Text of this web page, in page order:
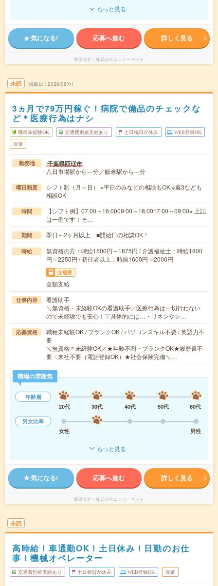
もっと見る
気になる! 応募へ進む 詳しく見る
派遣会社 株式会社ニッソーネット
未読 掲載日 2026/08/01
3ヵ月で79万円稼ぐ！病院で備品のチェックな
ど＊医療行為はナシ
職種未経験OK 交通費別途支給あり 土日祝日が休み WEB登録OK
派遣
勤務地 千葉県匝瑳市
八日市場駅から---分／飯倉駅から---分
曜日頻度
シフト制（月～日） ※平日のみなどの相談もOK ※週3なども
相談OK
時間
【シフト例】07:00～16:0009:00～18:0017:00～09:00※ 上記
は一例です！そ…
期間 即日～2ヶ月以上 ■開始日の相談OK！
時給
無資格の方：時給1500円～1875円 / 介護福祉士：時給1800
円～2250円 / 初任者以上：時給1600円～2000円
交通費
全額支給
仕事内容
看護助手
＼無資格・未経験OKの看護助手／医療行為は一切行わない
ので未経験でも安心！▽具体的には…・リネンやシ…
応募資格
職種未経験OK / ブランクOK / パソコンスキル不要 / 英語力不
要
＼無資格＊未経験OK／★年齢不問・ブランクOK★履歴書不
要・来社不要（電話登録OK）★社会保険完備＼…
職場の雰囲気
年齢層
20代
30代 40代 50代
60代
男女比率
女性
男性
もっと見る
気になる! 応募へ進む 詳しく見る
派遣会社 株式会社ニッソーネット
未読
高時給！車通勤OK！土日休み！日勤のお仕
事！機械オペレーター
交通費別途支給あり 土日祝日が休み WEB登録OK 派遣